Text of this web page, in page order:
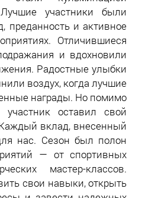
участники были
преданность и активное
Отличившиеся
и вдохновили
Радостные улыбки
воздух, когда лучшие
награды. Но помимо
оставил свой
вклад, внесенный
нас. Сезон был полон
— от спортивных
мастер-классов.
свои навыки, открыть